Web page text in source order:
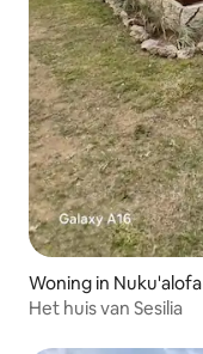
Woning in Nuku'alofa
Het huis van Sesilia